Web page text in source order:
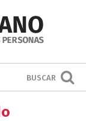
BUSCAR